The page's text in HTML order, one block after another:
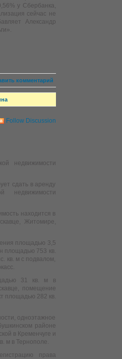
у Сбербанка,
сейчас не
Александр
комментарий
Follow Discussion
недвижимости
сдать в аренду
находится в
Житомире,
площадью 3,5
площадью 753 кв.
кв. м с подвалом,
31 кв. м в
помещение
площадью 282 кв.
одноэтажное
районе
в Кременчуге и
м в Тернополе.
права